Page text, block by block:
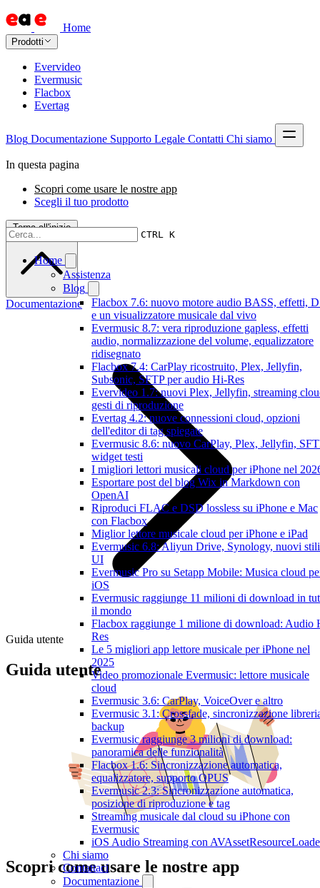
Home
Prodotti
Evervideo
Evermusic
Flacbox
Evertag
Blog Documentazione Supporto Legale Contatti Chi siamo
CTRL K
Home
Assistenza
Blog
Flacbox 7.6: nuovo motore audio BASS, effetti,
e un visualizzatore musicale dal vivo
Evermusic 8.7: vera riproduzione gapless, effetti
audio, normalizzazione del volume, equalizzatore
ridisegnato
Flacbox 7.4: CarPlay ricostruito, Plex, Jellyfin,
Subsonic, SFTP per audio Hi-Res
Evervideo 1.7: nuovi Plex, Jellyfin, streaming
gesti di riproduzione
Evertag 4.2: nuove connessioni cloud, opzioni
dell'editor di tag spiegate
Evermusic 8.6: nuovo CarPlay, Plex, Jellyfin,
widget testi
I migliori lettori musicali cloud per iPhone nel
Esportare post del blog Wix in Markdown con
OpenAI
Riproduci FLAC e DSD lossless su iPhone e Mac
con Flacbox
Miglior lettore musicale cloud per iPhone e iPad
Evermusic 6.8: Aliyun Drive, Synology, nuovi stili
UI
Evermusic Pro su Setapp Mobile: Musica cloud
iOS
Evermusic raggiunge 11 milioni di download in
il mondo
Flacbox raggiunge 1 milione di download: Audio
Res
Le 5 migliori app lettore musicale per iPhone nel
2025
Video promozionale Evermusic: lettore musicale
cloud
Evermusic 3.6: CarPlay, VoiceOver e altro
Evermusic 3.1: Crossfade, sincronizzazione
backup
Evermusic raggiunge 3 milioni di download:
panoramica delle funzionalità
Flacbox 1.6: Sincronizzazione automatica,
equalizzatore, supporto OPUS
Evermusic 2.3: Sincronizzazione automatica,
posizione di riproduzione e tag
Streaming musicale dal cloud su iPhone con
Evermusic
iOS Audio Streaming con
Chi siamo
Contattaci
Documentazione
In questa pagina
Scopri come usare le nostre app
Scegli il tuo prodotto
Torna all'inizio
Documentazione
Guida utente
Guida utente
Scopri come usare le nostre app